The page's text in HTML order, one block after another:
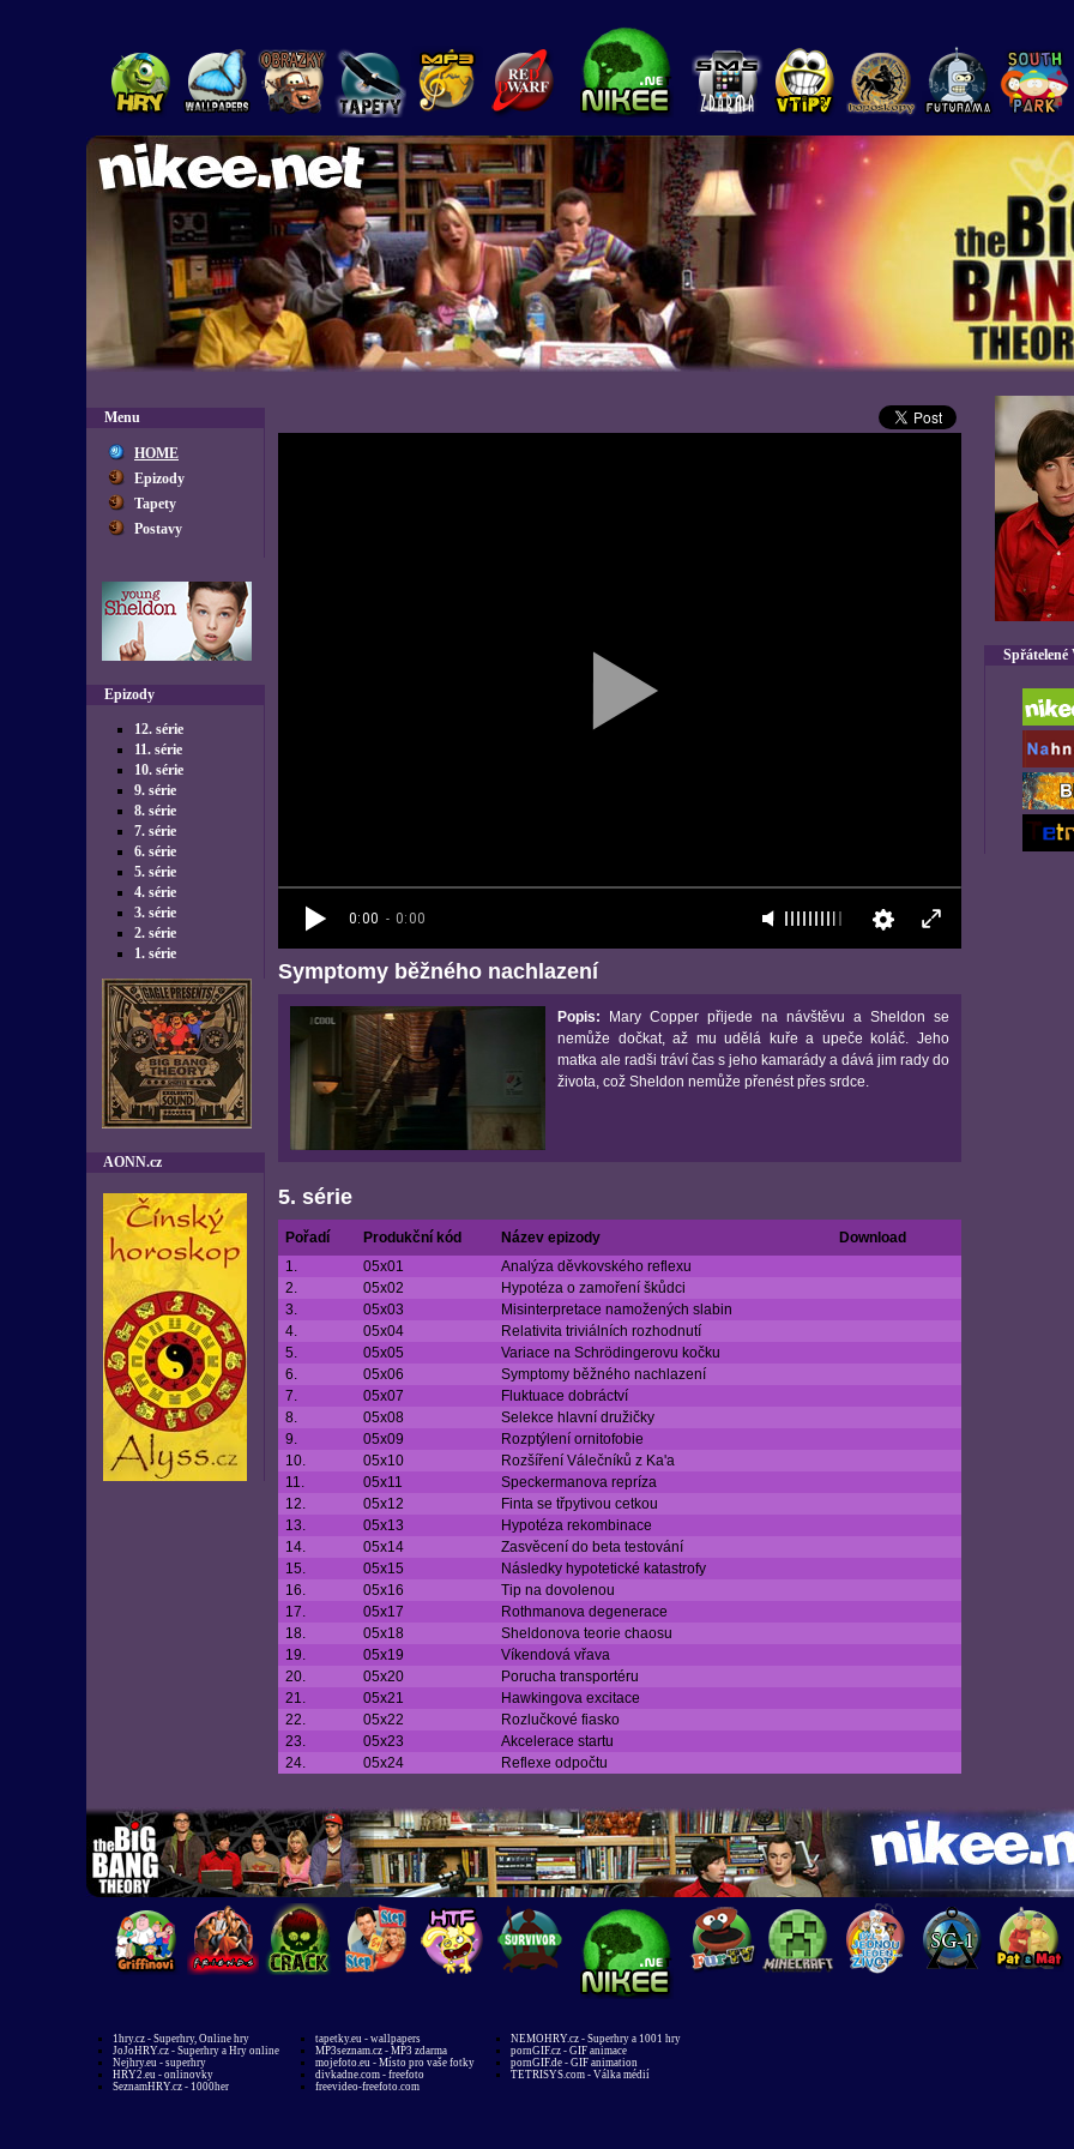
Menu
HOME
Epizody
Tapety
Postavy
Epizody
12. série
11. série
10. série
9. série
8. série
7. série
6. série
5. série
4. série
3. série
2. série
1. série
AONN.cz
Symptomy běžného nachlazení
Popis: Mary Copper přijede na návštěvu a Sheldon se
nemůže dočkat, až mu udělá kuře a upeče koláč. Jeho
matka ale radši tráví čas s jeho kamarády a dává jim rady do
života, což Sheldon nemůže přenést přes srdce.
5. série
Pořadí Produkční kód Název epizody
Download
1.
05x01
Analýza děvkovského reflexu
2.
05x02
Hypotéza o zamoření škůdci
3.
05x03
Misinterpretace namožených slabin
4.
05x04
Relativita triviálních rozhodnutí
5.
05x05
Variace na Schrödingerovu kočku
6.
05x06
Symptomy běžného nachlazení
7.
05x07
Fluktuace dobráctví
8.
05x08
Selekce hlavní družičky
9.
05x09
Rozptýlení ornitofobie
10.
05x10
Rozšíření Válečníků z Ka'a
11.
05x11
Speckermanova repríza
12.
05x12
Finta se třpytivou cetkou
13.
05x13
Hypotéza rekombinace
14.
05x14
Zasvěcení do beta testování
15.
05x15
Následky hypotetické katastrofy
16.
05x16
Tip na dovolenou
17.
05x17
Rothmanova degenerace
18.
05x18
Sheldonova teorie chaosu
19.
05x19
Víkendová vřava
20.
05x20
Porucha transportéru
21.
05x21
Hawkingova excitace
22.
05x22
Rozlučkové fiasko
23.
05x23
Akcelerace startu
24.
05x24 Reflexe odpočtu
Spřátelené
1hry.cz - Superhry, Online hry
JoJoHRY.cz - Superhry a Hry online
Nejhry.eu - superhry
HRY2.eu - onlinovky
SeznamHRY.cz - 1000her
tapetky.eu - wallpapers
MP3seznam.cz - MP3 zdarma
mojefoto.eu - Místo pro vaše fotky
divkadne.com - freefoto
freevideo-freefoto.com
NEMOHRY.cz - Superhry a 1001 hry
pornGIF.cz - GIF animace
pornGIF.de - GIF animation
TETRISYS.com - Válka médií